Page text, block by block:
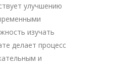
улучшению
изучать
делает процесс
и